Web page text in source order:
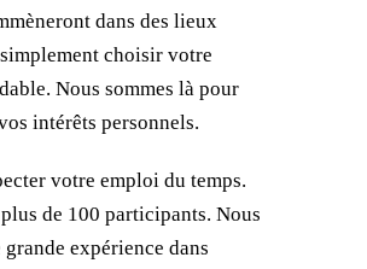
dans des lieux
choisir votre
Nous sommes là pour
intérêts personnels.
votre emploi du temps.
de 100 participants. Nous
expérience dans